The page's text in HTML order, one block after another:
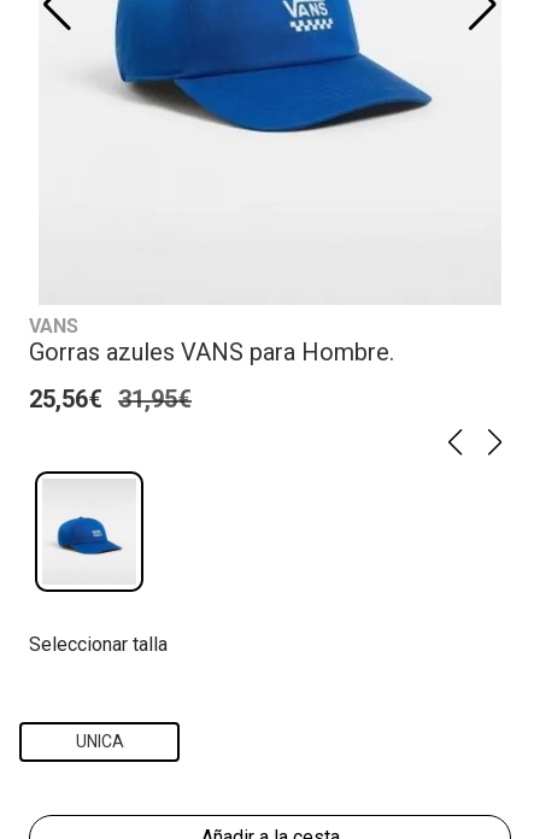
VANS
Gorras azules VANS para Hombre.
25,56€ 31,95€
Seleccionar talla
UNICA